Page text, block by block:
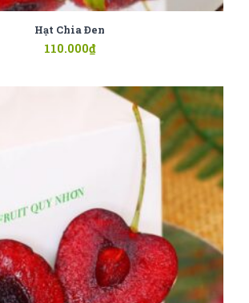
Hạt Chia Đen
110.000₫